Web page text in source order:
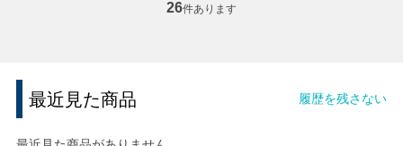
26件あります
最近見た商品 履歴を残さない